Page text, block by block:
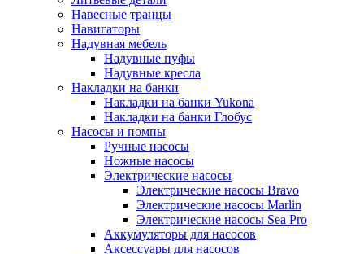
Навесные транцы
Навигаторы
Надувная мебель
Надувные пуфы
Надувные кресла
Накладки на банки
Накладки на банки Yukona
Накладки на банки Глобус
Насосы и помпы
Ручные насосы
Ножные насосы
Электрические насосы
Электрические насосы Bravo
Электрические насосы Marlin
Электрические насосы Sea Pro
Аккумуляторы для насосов
Аксессуары для насосов